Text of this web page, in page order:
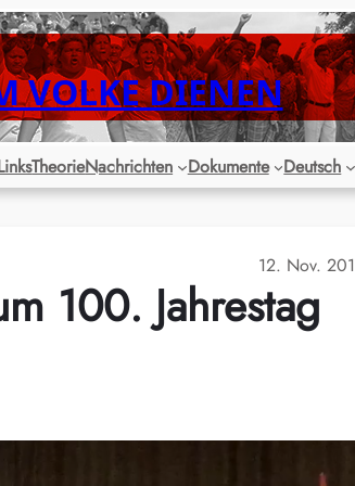
VOLKE DIENEN
TheorieNachrichten Dokumente Deutsch
12. Nov.
100. Jahrestag